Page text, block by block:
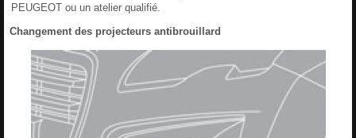
PEUGEOT ou un atelier qualifié.
Changement des projecteurs antibrouillard